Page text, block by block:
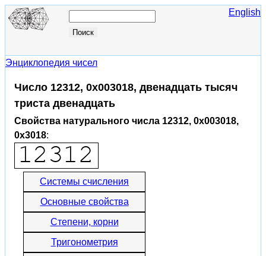
English
Энциклопедия чисел
Число 12312, 0x003018, двенадцать тысяч
триста двенадцать
Свойства натурального числа 12312, 0x003018,
0x3018:
Системы счисления
Основные свойства
Степени, корни
Тригонометрия